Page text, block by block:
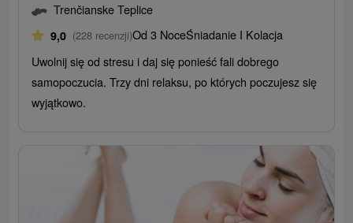
Trenčianske Teplice
9,0 (228 recenzji)Od 3 NoceŚniadanie I Kolacja
Uwolnij się od stresu i daj się ponieść fali dobrego
samopoczucia. Trzy dni relaksu, po których poczujesz się
wyjątkowo.